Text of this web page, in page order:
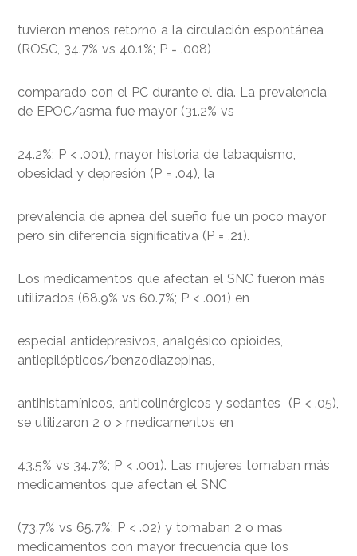
tuvieron menos retorno a la circulación espontánea
(ROSC, 34.7% vs 40.1%; P = .008)
comparado con el PC durante el día. La prevalencia
de EPOC/asma fue mayor (31.2% vs
24.2%; P < .001), mayor historia de tabaquismo,
obesidad y depresión (P = .04), la
prevalencia de apnea del sueño fue un poco mayor
pero sin diferencia significativa (P = .21).
Los medicamentos que afectan el SNC fueron más
utilizados (68.9% vs 60.7%; P < .001) en
especial antidepresivos, analgésico opioides,
antiepilépticos/benzodiazepinas,
antihistamínicos, anticolinérgicos y sedantes (P < .05),
se utilizaron 2 o > medicamentos en
43.5% vs 34.7%; P < .001). Las mujeres tomaban más
medicamentos que afectan el SNC
(73.7% vs 65.7%; P < .02) y tomaban 2 o mas
medicamentos con mayor frecuencia que los